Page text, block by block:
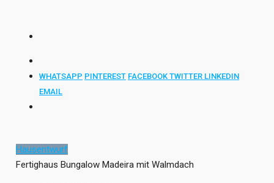
WHATSAPP PINTEREST FACEBOOK TWITTER LINKEDIN
EMAIL
Hausentwurf
Fertighaus Bungalow Madeira mit Walmdach